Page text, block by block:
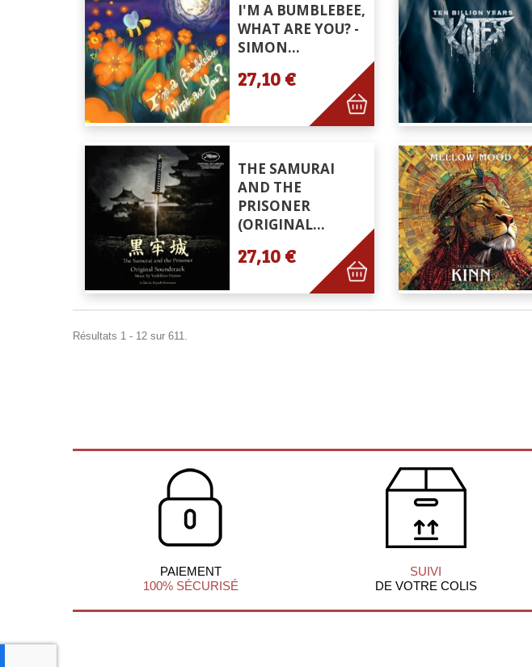
I'M A BUMBLEBEE,
WHAT ARE YOU? -
SIMON...
27,10 €
THE SAMURAI
AND THE
PRISONER
(ORIGINAL...
27,10 €
Résultats 1 - 12 sur 611.
PAIEMENT
100% SÉCURISÉ
SUIVI
DE VOTRE COLIS